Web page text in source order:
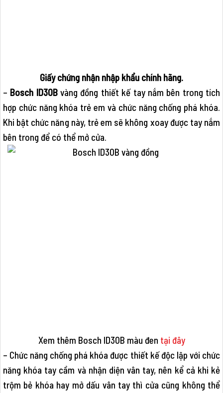
Giấy chứng nhận nhập khẩu chính hãng.
– Bosch ID30Bvàng đồng thiết kế tay nắm bên trong tích
hợp chức năng khóa trẻ em và chức năng chống phá khóa.
Khi bật chức năng này, trẻ em sẽ không xoay được tay nắm
bên trong để có thể mở cửa.
Xem thêm Bosch ID30B màu đen tại đây
– Chức năng chống phá khóa được thiết kế độc lập với chức
năng khóa tay cầm và nhận diện vân tay, nên kể cả khi kẻ
trộm bẻ khóa hay mở dấu vân tay thì cửa cũng không thể